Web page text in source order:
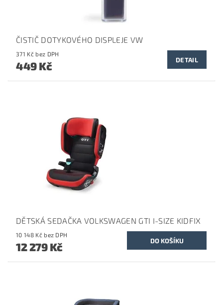
ČISTIČ DOTYKOVÉHO DISPLEJE VW
371 Kč bez DPH
449 Kč DETAIL
DĚTSKÁ SEDAČKA VOLKSWAGEN GTI I-SIZE KIDFIX
10 148 Kč bez DPH
12 279 Kč